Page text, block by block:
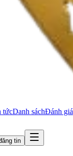
tứcDanh sáchĐánh giá
tin